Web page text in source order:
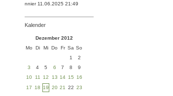
nnier 11.06.2025 21:49
Kalender
Dezember 2012
Mo
Di Mi Do Fr Sa So
1
2
3
4 5 6 7 8
9
10
11 12 13 14 15
16
17
18 19 20 21 22 23